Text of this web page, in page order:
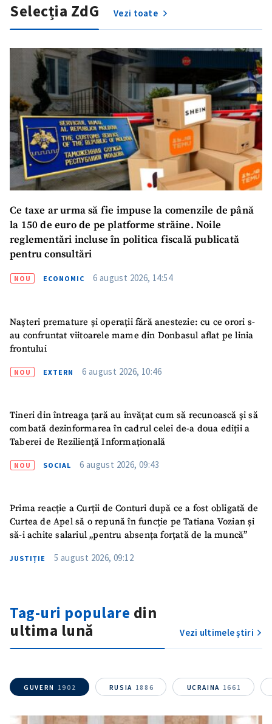
Selecția ZdG Vezi toate
Ce taxe ar urma să fie impuse la comenzile de până
la 150 de euro de pe platforme străine. Noile
reglementări incluse în politica fiscală publicată
pentru consultări
NOU ECONOMIC 6 august 2026, 14:54
Nașteri premature și operații fără anestezie: cu ce orori s-
au confruntat viitoarele mame din Donbasul aflat pe linia
frontului
NOU EXTERN 6 august 2026, 10:46
Tineri din întreaga țară au învățat cum să recunoască și să
combată dezinformarea în cadrul celei de-a doua ediții a
Taberei de Reziliență Informațională
NOU SOCIAL 6 august 2026, 09:43
Prima reacție a Curții de Conturi după ce a fost obligată de
Curtea de Apel să o repună în funcție pe Tatiana Vozian și
să-i achite salariul „pentru absența forțată de la muncă”
JUSTIȚIE 5 august 2026, 09:12
Tag-uri populare din
ultima lună
Vezi ultimele știri
GUVERN 1902 RUSIA 1886 UCRAINA 1661
ȘTIREA MEA
Fotografie
+ Încarcă imagine
Link media
+ Link media
Mesajul știrei
+ Mesajul știrei
Sursă anonimă